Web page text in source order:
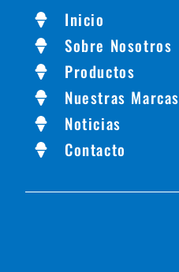
Inicio
Sobre Nosotros
Productos
Nuestras Marcas
Noticias
Contacto